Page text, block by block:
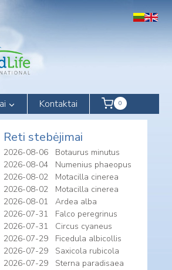
Kontaktai 0
Reti stebėjimai
2026-08-06
Botaurus minutus
2026-08-04
Numenius phaeopus
2026-08-02
Motacilla cinerea
2026-08-02
Motacilla cinerea
2026-08-01
Ardea alba
2026-07-31
Falco peregrinus
2026-07-31
Circus cyaneus
2026-07-29
Ficedula albicollis
2026-07-29
Saxicola rubicola
2026-07-29
Sterna paradisaea